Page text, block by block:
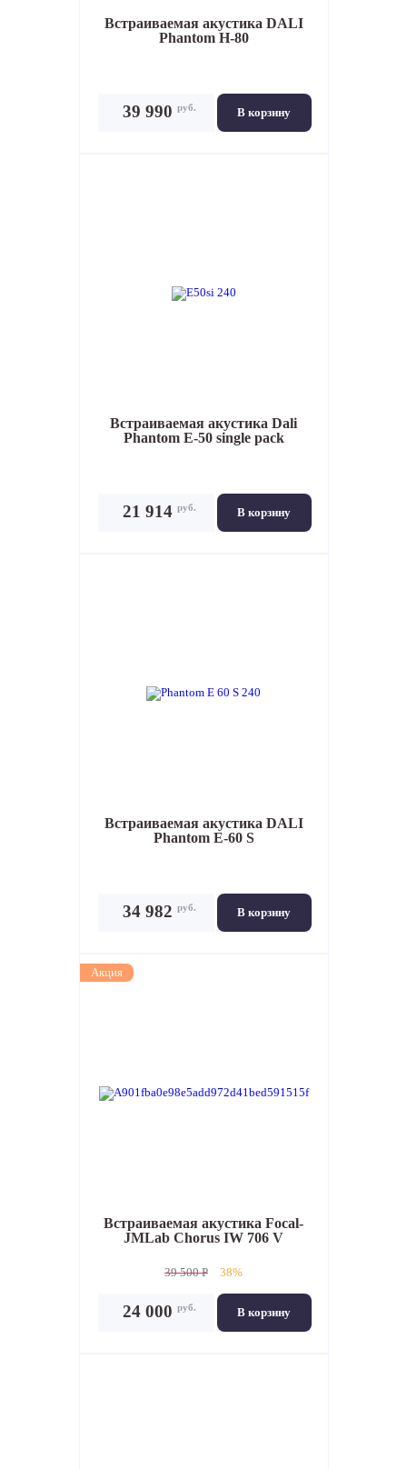
Встраиваемая акустикаDALI
Phantom H-80
В корзину
39 990 руб.
Встраиваемая акустика Dali
Phantom E-50 single pack
В корзину
21 914 руб.
Встраиваемая акустикаDALI
Phantom E-60 S
В корзину
34 982 руб.
Акция
Встраиваемая акустика Focal-
JMLab Chorus IW 706 V
39 500 P 38%
В корзину
24 000 руб.